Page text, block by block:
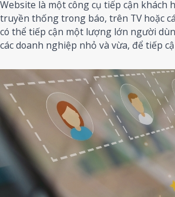
Website là một công cụ tiếp cận
truyền thống trong báo, trên TV hoặc
có thể tiếp cận một lượng lớn người
các doanh nghiệp nhỏ và vừa, để tiếp